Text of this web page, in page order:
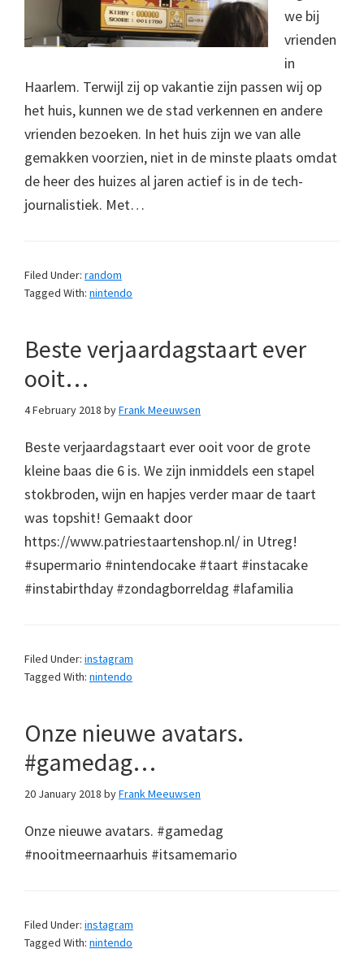
we bij
vrienden
in
Haarlem. Terwijl zij op vakantie zijn passen wij op
het huis, kunnen we de stad verkennen en andere
vrienden bezoeken. In het huis zijn we van alle
gemakken voorzien, niet in de minste plaats omdat
de heer des huizes al jaren actief is in de tech-
journalistiek. Met…
Filed Under: random
Tagged With: nintendo
Beste verjaardagstaart ever
ooit…
4 February 2018 byFrank Meeuwsen
Beste verjaardagstaart ever ooit voor de grote
kleine baas die 6 is. We zijn inmiddels een stapel
stokbroden, wijn en hapjes verder maar de taart
was topshit! Gemaakt door
https://www.patriestaartenshop.nl/ in Utreg!
#supermario #nintendocake #taart #instacake
#instabirthday #zondagborreldag #lafamilia
Filed Under: instagram
Tagged With: nintendo
Onze nieuwe avatars.
#gamedag…
20 January 2018 byFrank Meeuwsen
Onze nieuwe avatars. #gamedag
#nooitmeernaarhuis #itsamemario
Filed Under: instagram
Tagged With: nintendo